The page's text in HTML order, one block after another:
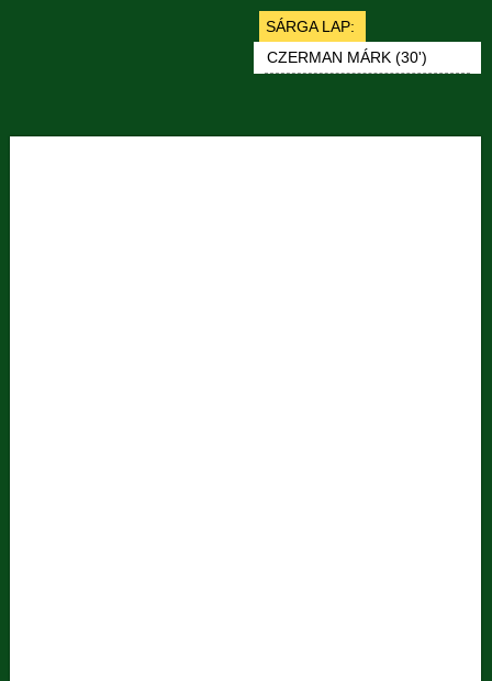
SÁRGA LAP:
CZERMAN MÁRK (30')